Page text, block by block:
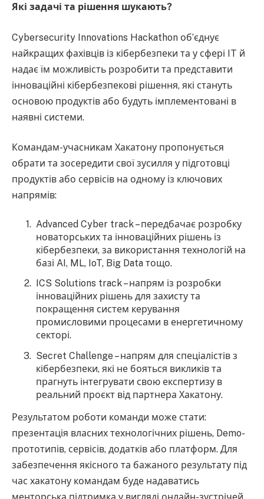
Які задачі та рішення шукають?
Cybersecurity Innovations Hackathon об’єднує
найкращих фахівців із кібербезпеки та у сфері IT й
надає їм можливість розробити та представити
інноваційні кібербезпекові рішення, які стануть
основою продуктів або будуть імплементовані в
наявні системи.
Командам-учасникам Хакатону пропонується
обрати та зосередити свої зусилля у підготовці
продуктів або сервісів на одному із ключових
напрямів:
Advanced Cyber track – передбачає розробку
новаторських та інноваційних рішень із
кібербезпеки, за використання технологій на
базі AI, ML, IoT, Big Data тощо.
ICS Solutions track – напрям із розробки
інноваційних рішень для захисту та
покращення систем керування
промисловими процесами в енергетичному
секторі.
Secret Challenge – напрям для спеціалістів з
кібербезпеки, які не бояться викликів та
прагнуть інтегрувати свою експертизу в
реальний проєкт від партнера Хакатону.
Результатом роботи команди може стати:
презентація власних технологічних рішень, Demo-
прототипів, сервісів, додатків або платформ. Для
забезпечення якісного та бажаного результату під
час хакатону командам буде надаватись